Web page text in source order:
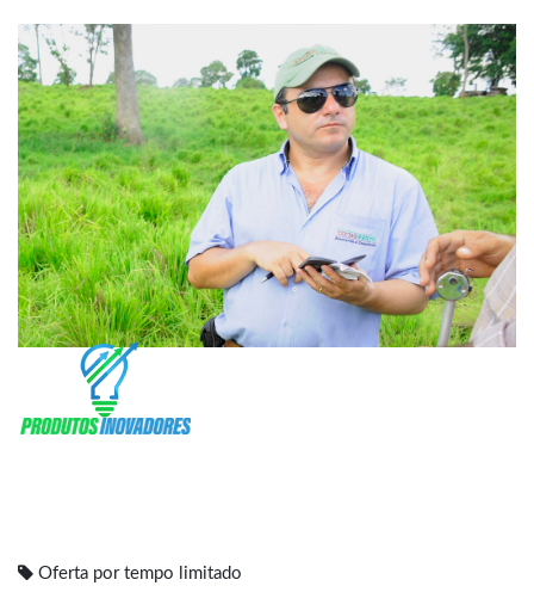
Oferta por tempo limitado